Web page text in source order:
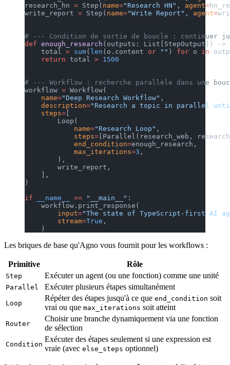
research_hn = Step( name="Research HN" , agent=
write_report = Step( name="Write Report" , agent=
# --- Condition de sortie de boucle : continuer
def enough_research (outputs: List[StepOutput]) ->
    total
= sum( len (o.content or "" ) for o in
    return
total > 1500
# --- Workflow : recherche parallèle dans une
workflow = Workflow(
    name
="Deep Research Workflow" ,
    description
="Research a topic in parallel
    steps
=
        Loop(
            name
="Research Loop" ,
            steps
= [Parallel(research_web,
            end_condition
=enough_research,
            max_iterations
=3 ,
        ),
        write_report,
    ],
)
if __name__ == "__main__" :
    workflow.print_response(
        input
="The state of TypeScript-first AI
        stream
=True ,
    )
Les briques de base qu'Agno vous fournit pour les workflows :
Primitive Rôle
Step Exécuter un agent (ou une fonction) comme une unité
Parallel Exécuter plusieurs étapes simultanément
Loop
Répéter des étapes jusqu'à ce que end_condition soit
vrai ou que max_iterations soit atteint
Router
Choisir une branche dynamiquement via une fonction
de sélection
Condition
Exécuter des étapes seulement si une expression est
vraie (avec else_steps optionnel)